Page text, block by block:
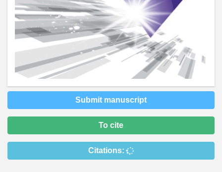
Submit manuscript
To cite
Citations: